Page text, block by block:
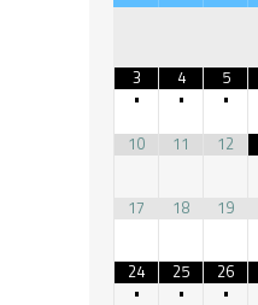
3
•
4
•
5
•
10 11 12
17
18 19
24
•
25
•
26
•